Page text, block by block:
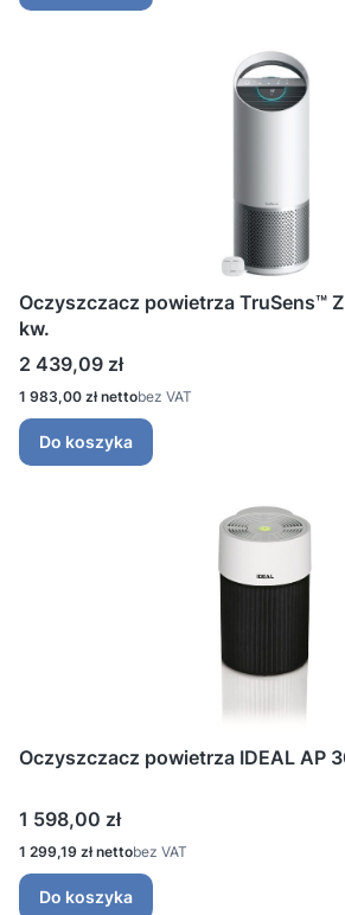
Oczyszczacz powietrza TruSens™
kw.
Cena
2 439,09 zł
Cena
1 983,00 zł bez VAT
Do koszyka
Oczyszczacz powietrza IDEAL AP
Cena
1 598,00 zł
Cena
1 299,19 zł bez VAT
Do koszyka